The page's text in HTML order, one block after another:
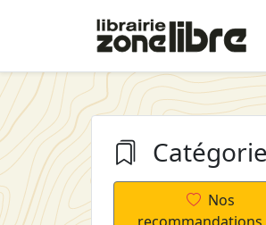
Nos